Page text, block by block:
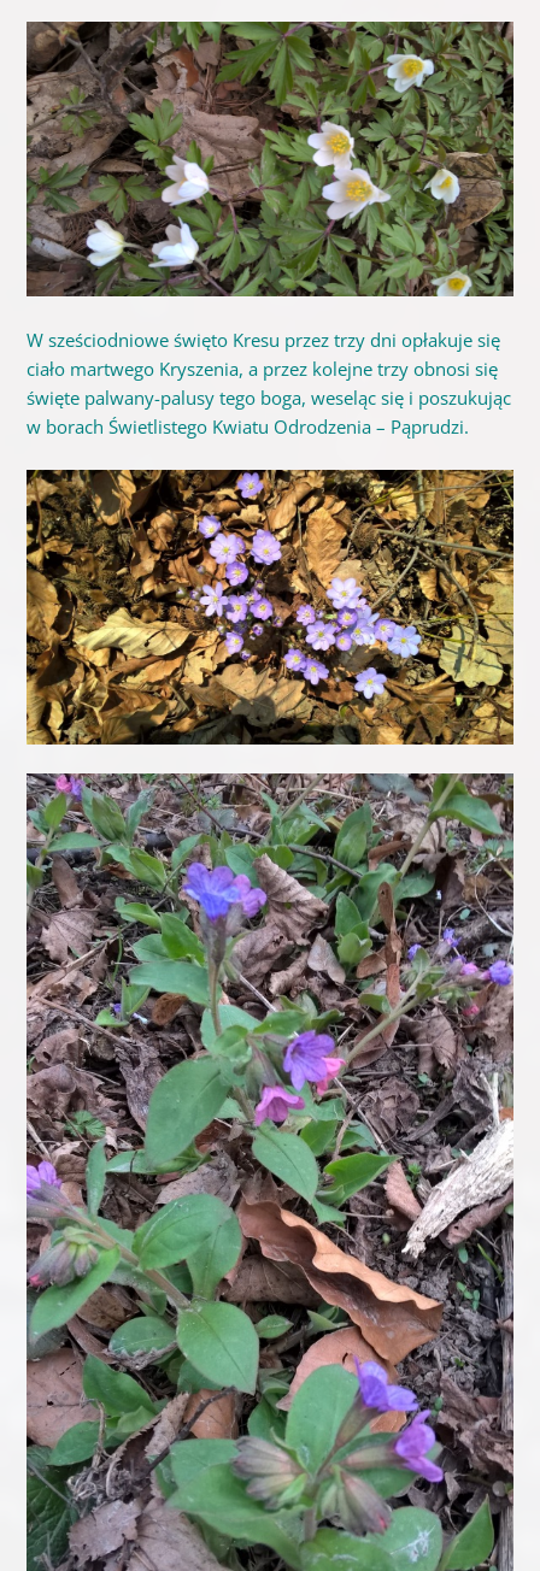
W sześciodniowe święto Kresu przez trzy dni opłakuje się
ciało martwego Kryszenia, a przez kolejne trzy obnosi się
święte palwany-palusy tego boga, weseląc się i poszukując
w borach Świetlistego Kwiatu Odrodzenia – Pąprudzi.